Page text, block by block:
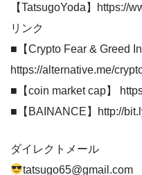
【TatsugoYoda】https://
リンク
■【Crypto Fear & Greed
https://alternative.me/
■【coin market cap】
■【BAINANCE】http://
ダイレクトメール
tatsugo65@gmail.com